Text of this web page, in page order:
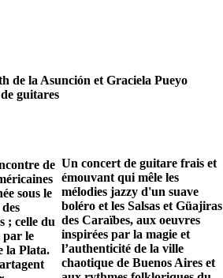
de la Asunción et Graciela Pueyo
guitares
de
sous le
; celle du
par le
la Plata.
Un concert de guitare frais et
émouvant qui mêle les
mélodies jazzy d'un suave
boléro et les Salsas et Güajiras
des Caraïbes, aux oeuvres
inspirées par la magie et
l’authenticité de la ville
chaotique de Buenos Aires et